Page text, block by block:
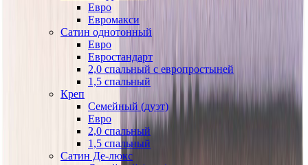
Евро
Евромакси
Сатин однотонный
Евро
Евростандарт
2,0 спальный с европростыней
1,5 спальный
Креп
Семейный (дуэт)
Евро
2,0 спальный
1,5 спальный
Сатин Де-люкс